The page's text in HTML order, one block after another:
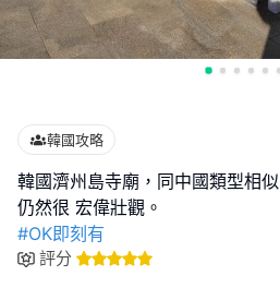
韓國攻略
韓國濟州島寺廟，同中國類型相
#OK即刻有
評分